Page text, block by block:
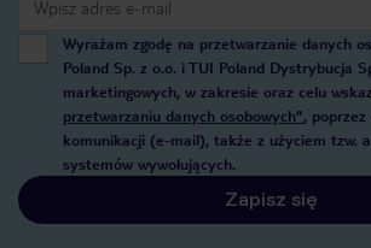
Wyrażam zgodę na przetwarzanie danych
Poland Sp. z o.o. i TUI Poland Dystrybucja
marketingowych, w zakresie oraz celu
przetwarzaniu danych osobowych”,
komunikacji (e-mail), także z użyciem tzw.
systemów wywołujących.
Zapisz się